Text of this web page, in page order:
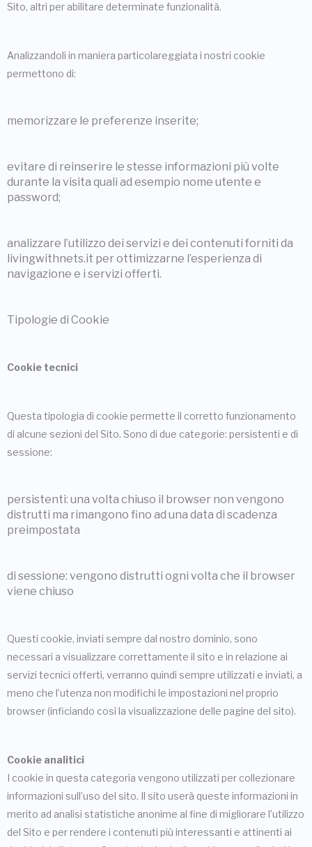
Sito, altri per abilitare determinate funzionalità.
Analizzandoli in maniera particolareggiata i nostri cookie
permettono di:
memorizzare le preferenze inserite;
evitare di reinserire le stesse informazioni più volte
durante la visita quali ad esempio nome utente e
password;
analizzare l’utilizzo dei servizi e dei contenuti forniti da
livingwithnets.it per ottimizzarne l’esperienza di
navigazione e i servizi offerti.
Tipologie di Cookie
Cookie tecnici
Questa tipologia di cookie permette il corretto funzionamento
di alcune sezioni del Sito. Sono di due categorie: persistenti e di
sessione:
persistenti: una volta chiuso il browser non vengono
distrutti ma rimangono fino ad una data di scadenza
preimpostata
di sessione: vengono distrutti ogni volta che il browser
viene chiuso
Questi cookie, inviati sempre dal nostro dominio, sono
necessari a visualizzare correttamente il sito e in relazione ai
servizi tecnici offerti, verranno quindi sempre utilizzati e inviati, a
meno che l’utenza non modifichi le impostazioni nel proprio
browser (inficiando così la visualizzazione delle pagine del sito).
Cookie analitici
I cookie in questa categoria vengono utilizzati per collezionare
informazioni sull’uso del sito. Il sito userà queste informazioni in
merito ad analisi statistiche anonime al fine di migliorare l’utilizzo
del Sito e per rendere i contenuti più interessanti e attinenti ai